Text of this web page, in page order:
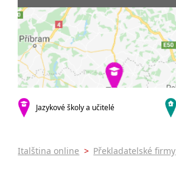
Praha 4
Praha 5
Praha 8
krajská města
Brno
Hradec Králové
Jihlava
Jazykové školy a učitelé
Italština online > Překladatelské firmy